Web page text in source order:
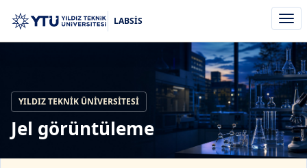
aç/
LABSİS
YILDIZ TEKNIK ÜNIVERSITESI
Jel görüntüleme